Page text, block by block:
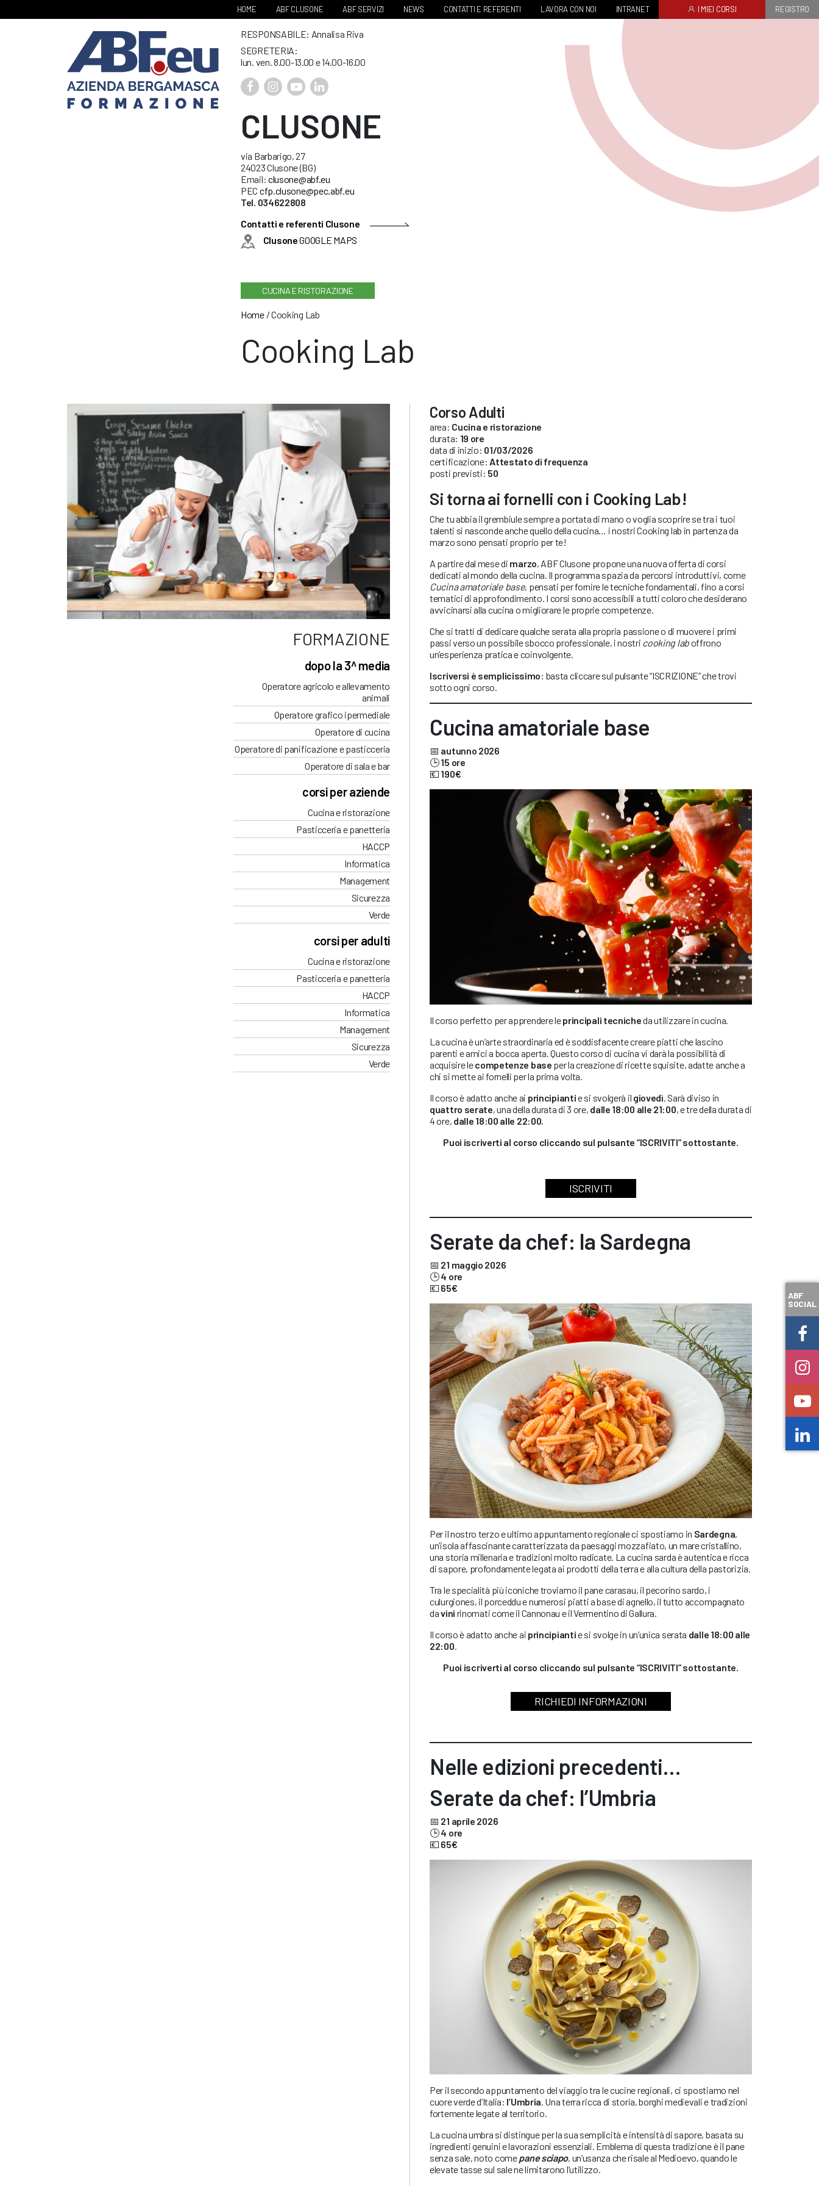
HOME ABF CLUSONE ABF SERVIZI NEWS CONTATTI E REFERENTI LAVORA CON NOI INTRANET I MIEI CORSI REGISTRO
RESPONSABILE: Annalisa Riva
SEGRETERIA:
lun. ven. 8.00-13.00 e 14.00-16.00
CLUSONE
via Barbarigo, 27
24023 Clusone (BG)
Email: clusone@abf.eu
PEC cfp.clusone@pec.abf.eu
Tel. 034622808
Contatti e referenti Clusone
ClusoneGOOGLE MAPS
CUCINA E RISTORAZIONE
Home/Cooking Lab
Cooking Lab
FORMAZIONE
dopo la 3^ media
Operatore agricolo e allevamento
animali
Operatore grafico ipermediale
Operatore di cucina
Operatore di panificazione e pasticceria
Operatore di sala e bar
corsi per aziende
Cucina e ristorazione
Pasticceria e panetteria
HACCP
Informatica
Management
Sicurezza
Verde
corsi per adulti
Cucina e ristorazione
Pasticceria e panetteria
HACCP
Informatica
Management
Sicurezza
Verde
Corso Adulti
area: Cucina e ristorazione
durata: 19 ore
data di inizio: 01/03/2026
certificazione: Attestato di frequenza
posti previsti: 50
Si torna ai fornelli con i Cooking Lab!
Che tu abbia il grembiule sempre a portata di mano o voglia scoprire se tra i tuoi
talenti si nasconde anche quello della cucina… i nostri Cooking lab in partenza da
marzo sono pensati proprio per te!
A partire dal mese di marzo, ABF Clusone propone una nuova offerta di corsi
dedicati al mondo della cucina. Il programma spazia da percorsi introduttivi, come
Cucina amatoriale base, pensati per fornire le tecniche fondamentali, fino a corsi
tematici di approfondimento. I corsi sono accessibili a tutti coloro che desiderano
avvicinarsi alla cucina o migliorare le proprie competenze.
Che si tratti di dedicare qualche serata alla propria passione o di muovere i primi
passi verso un possibile sbocco professionale, i nostri cooking laboffrono
un’esperienza pratica e coinvolgente.
Iscriversi è semplicissimo: basta cliccare sul pulsante “ISCRIZIONE” che trovi
sotto ogni corso.
Cucina amatoriale base
📅 autunno 2026
🕒15 ore
💶 190€
Il corso perfetto per apprendere leprincipali tecnicheda utilizzare in cucina.
La cucina è un’arte straordinaria ed è soddisfacente creare piatti che lascino
parenti e amici a bocca aperta. Questo corso di cucina vi darà la possibilità di
acquisire lecompetenze base per la creazione di ricette squisite, adatte anche a
chi si mette ai fornelli per la prima volta.
Il corso è adatto anche ai principiantie si svolgerà il giovedì . Sarà diviso in
quattro serate, una della durata di 3 ore, dalle 18:00 alle 21:00, e tre della durata di
4 ore, dalle 18:00 alle 22:00.
Puoi iscriverti al corso cliccando sul pulsante “ISCRIVITI” sottostante.
ISCRIVITI
Serate da chef: la Sardegna
📅 21 maggio 2026
🕒4 ore
💶 65€
Per il nostro terzo e ultimo appuntamento regionale ci spostiamo in Sardegna,
un’isola affascinante caratterizzata da paesaggi mozzafiato, un mare cristallino,
una storia millenaria e tradizioni molto radicate. La cucina sarda è autentica e ricca
di sapore, profondamente legata ai prodotti della terra e alla cultura della pastorizia.
Tra le specialità più iconiche troviamo il pane carasau, il pecorino sardo, i
culurgiones, il porceddu e numerosi piatti a base di agnello, il tutto accompagnato
davini rinomati come il Cannonau e il Vermentino di Gallura.
Il corsoè adatto anche ai principiantie si svolge in un’unica serata dalle 18:00 alle
22:00.
Puoi iscriverti al corso cliccando sul pulsante “ISCRIVITI” sottostante.
RICHIEDI INFORMAZIONI
Nelle edizioni precedenti…
Serate da chef: l’Umbria
📅 21 aprile 2026
🕒4 ore
💶 65€
Per il secondo appuntamento del viaggio tra le cucine regionali, ci spostiamo nel
cuore verde d’Italia: l’Umbria. Una terra ricca di storia, borghi medievali e tradizioni
fortemente legate al territorio.
La cucina umbra si distingue per la sua semplicità e intensità di sapore, basata su
ingredienti genuini e lavorazioni essenziali. Emblema di questa tradizione è il pane
senza sale, noto comepane sciapo, un’usanza che risale al Medioevo, quando le
elevate tasse sul sale ne limitarono l’utilizzo.
ABF
SOCIAL